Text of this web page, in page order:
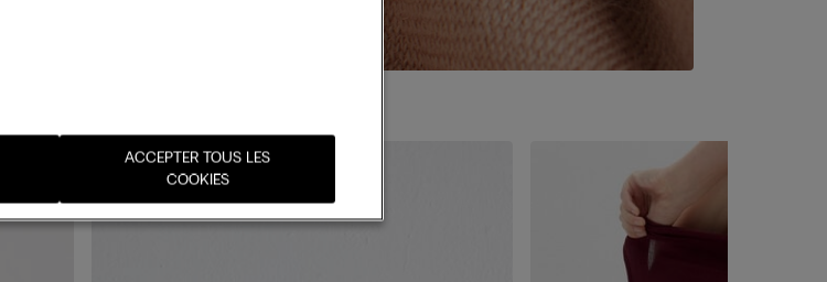
ACCEPTER TOUS LES
COOKIES